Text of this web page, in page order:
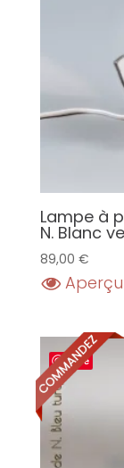
Lampe à
N. Blanc
89,00 €
Save